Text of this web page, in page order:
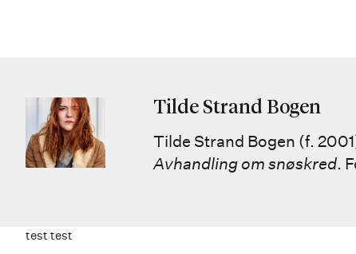
Tilde Strand Bogen
Tilde Strand Bogen (f.
Avhandling om snøskred.
test test